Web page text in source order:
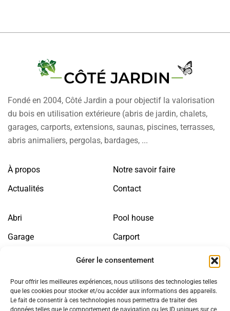
Gérer le consentement
Pour offrir les meilleures expériences, nous utilisons des technologies telles
que les cookies pour stocker et/ou accéder aux informations des appareils.
Le fait de consentir à ces technologies nous permettra de traiter des
données telles que le comportement de navigation ou les ID uniques sur ce
Fondé en 2004, Côté Jardin a pour objectif la valorisation
du bois en utilisation extérieure (abris de jardin, chalets,
garages, carports, extensions, saunas, piscines, terrasses,
abris animaliers, pergolas, bardages, ...
À propos
Notre savoir faire
Actualités
Contact
Abri
Pool house
Garage
Carport
Sauna
Politique de confidentialité Mentions légales